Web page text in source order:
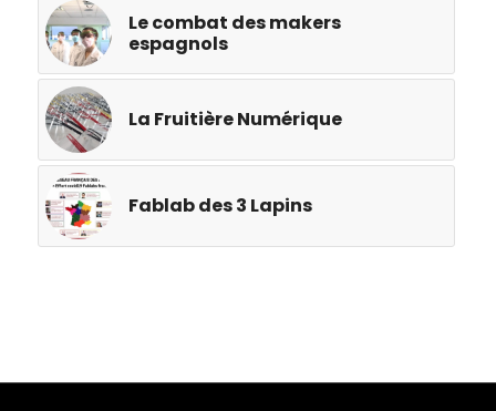
Le combat des makers
espagnols
La Fruitière Numérique
Fablab des 3 Lapins